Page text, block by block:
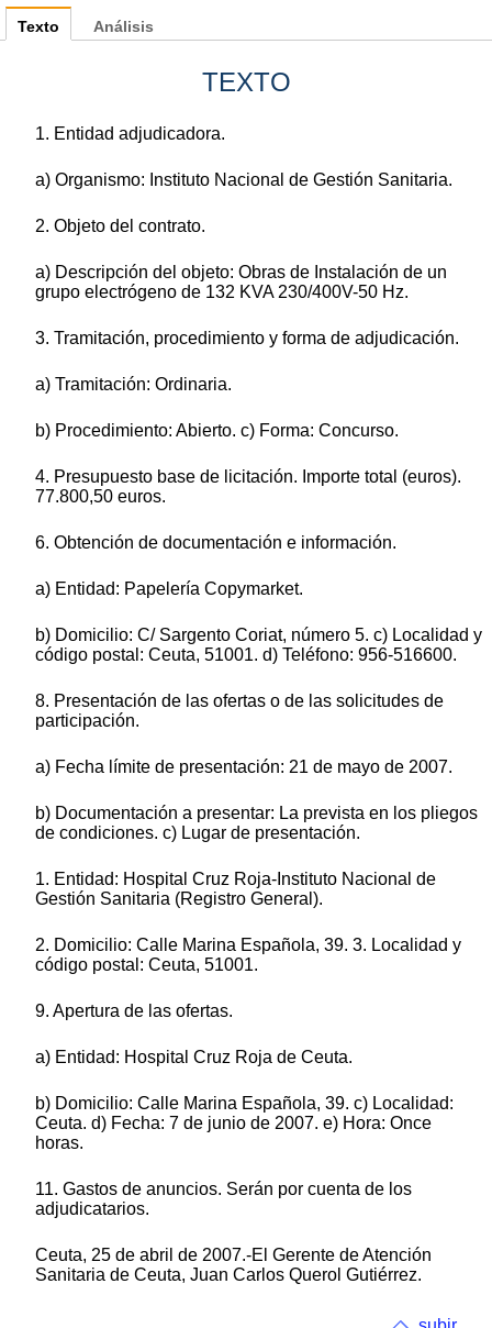
Texto
TEXTO
1. Entidad adjudicadora.
a) Organismo: Instituto Nacional de Gestión Sanitaria.
2. Objeto del contrato.
a) Descripción del objeto: Obras de Instalación de un
grupo electrógeno de 132 KVA 230/400V-50 Hz.
3. Tramitación, procedimiento y forma de adjudicación.
a) Tramitación: Ordinaria.
b) Procedimiento: Abierto. c) Forma: Concurso.
4. Presupuesto base de licitación. Importe total (euros).
77.800,50 euros.
6. Obtención de documentación e información.
a) Entidad: Papelería Copymarket.
b) Domicilio: C/ Sargento Coriat, número 5. c) Localidad y
código postal: Ceuta, 51001. d) Teléfono: 956-516600.
8. Presentación de las ofertas o de las solicitudes de
participación.
a) Fecha límite de presentación: 21 de mayo de 2007.
b) Documentación a presentar: La prevista en los pliegos
de condiciones. c) Lugar de presentación.
1. Entidad: Hospital Cruz Roja-Instituto Nacional de
Gestión Sanitaria (Registro General).
2. Domicilio: Calle Marina Española, 39. 3. Localidad y
código postal: Ceuta, 51001.
9. Apertura de las ofertas.
a) Entidad: Hospital Cruz Roja de Ceuta.
b) Domicilio: Calle Marina Española, 39. c) Localidad:
Ceuta. d) Fecha: 7 de junio de 2007. e) Hora: Once
horas.
11. Gastos de anuncios. Serán por cuenta de los
adjudicatarios.
Ceuta, 25 de abril de 2007.-El Gerente de Atención
Sanitaria de Ceuta, Juan Carlos Querol Gutiérrez.
Análisis